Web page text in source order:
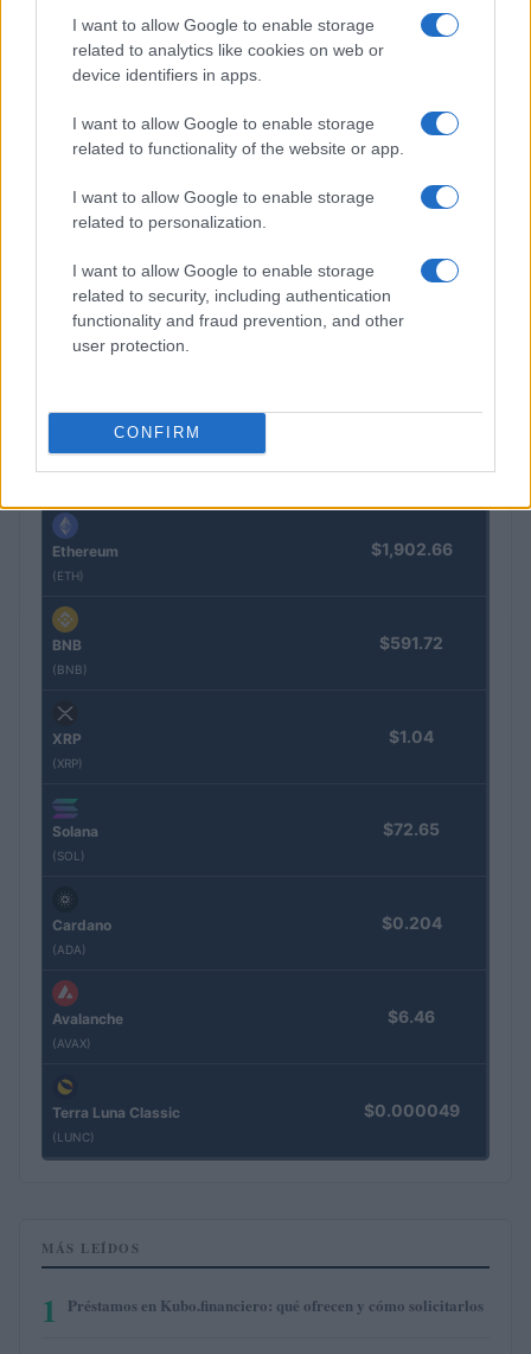
I want to allow Google to enable storage
related to analytics like cookies on web or
device identifiers in apps.
I want to allow Google to enable storage
related to functionality of the website or app.
I want to allow Google to enable storage
related to personalization.
I want to allow Google to enable storage
related to security, including authentication
functionality and fraud prevention, and other
user protection.
CONFIRM
UDC y Xunta en conflicto por desequilibrio presupuestario en
Marta Ruiz · 1 Ago 2026
COTIZACIONES CRYPTO
Bitcoin
Ethereum
(ETH)
$1,902.66
BNB
(BNB)
$591.72
XRP
(XRP)
$1.04
Solana
(SOL)
$72.65
Cardano
(ADA)
$0.204
Avalanche
(AVAX)
$6.46
Terra Luna Classic
(LUNC)
$0.000049
MÁS LEÍDOS
1 Préstamos en Kubo.financiero: qué ofrecen y cómo solicitarlos